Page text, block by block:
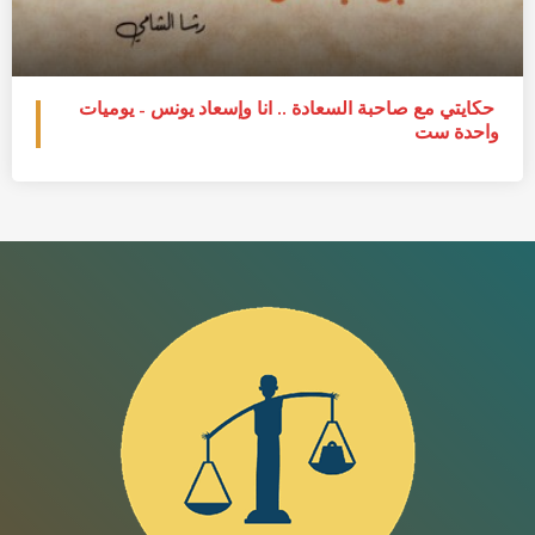
حكايتي مع صاحبة السعادة .. أنا وإسعاد يونس – يوميات
واحدة ست